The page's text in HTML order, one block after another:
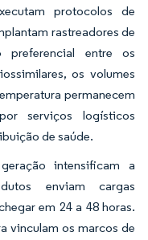
protocolos de
rastreadores de
entre os
os volumes
permanecem
serviços logísticos
de saúde.
intensificam a
enviam cargas
em 24 a 48 horas.
vinculam os marcos de